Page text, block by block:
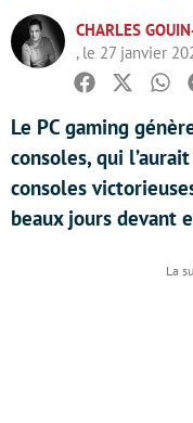
CHARLES
, le 27 janvier
Facebook
Twitter
Le PC gaming
consoles, qui
consoles
beaux jours devant